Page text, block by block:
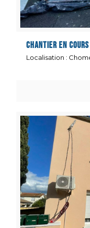
Chantier en
Localisation :